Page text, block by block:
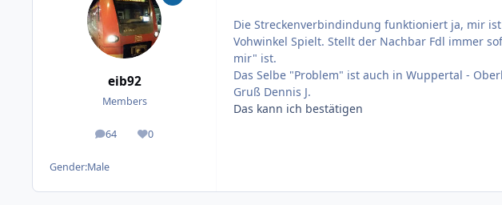
eib92
Members
64
posts 0
Reputation
Gender:Male
Die Streckenverbindindung funktioniert ja, mir
Vohwinkel Spielt. Stellt der Nachbar Fdl immer
mir" ist.
Das Selbe "Problem" ist auch in Wuppertal -
Gruß Dennis J.
Das kann ich bestätigen